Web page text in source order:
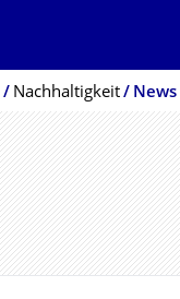
Nachhaltigkeit News